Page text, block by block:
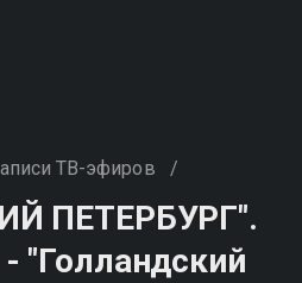
ТВ-эфиров /
ПЕТЕРБУРГ".
"Голландский